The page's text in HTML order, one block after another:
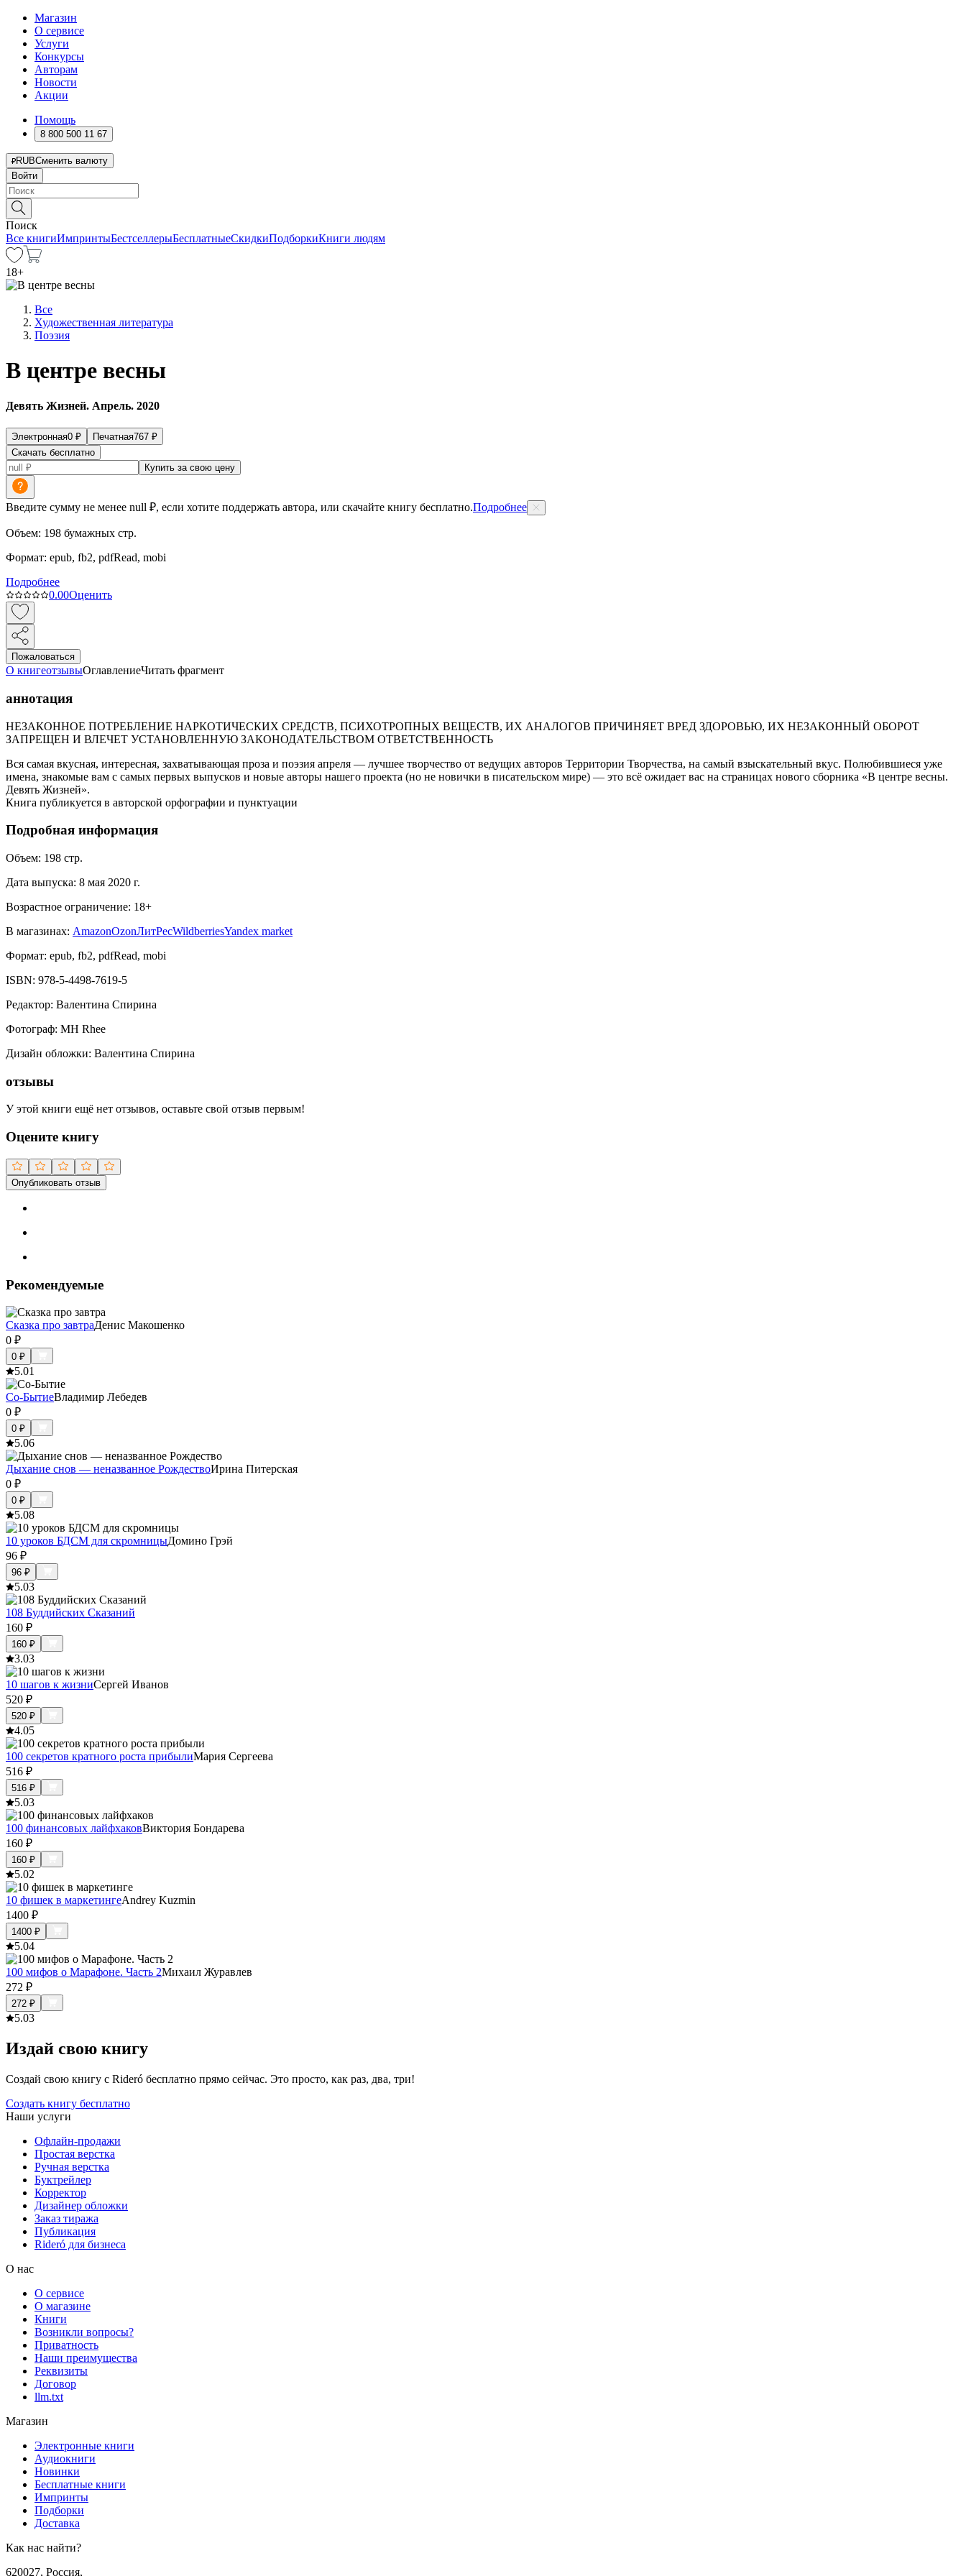
Магазин
О сервисе
Услуги
Конкурсы
Авторам
Новости
Акции
Помощь
8 800 500 11 67
RUBСменить валюту
Войти
Поиск
Все книгиИмпринтыБестселлерыБесплатныеСкидкиПодборкиКниги людям
18+
Все
Художественная литература
Поэзия
В центре весны
Девять Жизней. Апрель. 2020
Электронная0 ₽ Печатная767 ₽
Скачать бесплатно
Купить за свою цену
Введите сумму не менее null ₽, если хотите поддержать автора, или скачайте книгу бесплатно.Подробнее
Объем: 198 бумажных стр.
Формат: epub, fb2, pdfRead, mobi
Подробнее
0.00Оценить
Пожаловаться
О книгеотзывыОглавлениеЧитать фрагмент
аннотация
НЕЗАКОННОЕ ПОТРЕБЛЕНИЕ НАРКОТИЧЕСКИХ СРЕДСТВ, ПСИХОТРОПНЫХ ВЕЩЕСТВ, ИХ АНАЛОГОВ ПРИЧИНЯЕТ ВРЕД ЗДОРОВЬЮ, ИХ НЕЗАКОННЫЙ ОБОРОТ
ЗАПРЕЩЕН И ВЛЕЧЕТ УСТАНОВЛЕННУЮ ЗАКОНОДАТЕЛЬСТВОМ ОТВЕТСТВЕННОСТЬ
Вся самая вкусная, интересная, захватывающая проза и поэзия апреля — лучшее творчество от ведущих авторов Территории Творчества, на самый взыскательный вкус. Полюбившиеся уже
имена, знакомые вам с самых первых выпусков и новые авторы нашего проекта (но не новички в писательском мире) — это всё ожидает вас на страницах нового сборника «В центре весны.
Девять Жизней».
Книга публикуется в авторской орфографии и пунктуации
Подробная информация
Объем: 198 стр.
Дата выпуска: 8 мая 2020 г.
Возрастное ограничение: 18+
В магазинах: AmazonOzonЛитРесWildberriesYandex market
Формат: epub, fb2, pdfRead, mobi
ISBN: 978-5-4498-7619-5
Редактор: Валентина Спирина
Фотограф: MH Rhee
Дизайн обложки: Валентина Спирина
отзывы
У этой книги ещё нет отзывов, оставьте свой отзыв первым!
Оцените книгу
Опубликовать отзыв
Рекомендуемые
Сказка про завтраДенис Макошенко
0 ₽
0 ₽
5.01
Со-БытиеВладимир Лебедев
0 ₽
0 ₽
5.06
Дыхание снов — неназванное РождествоИрина Питерская
0 ₽
0 ₽
5.08
10 уроков БДСМ для скромницыДомино Грэй
96 ₽
96 ₽
5.03
108 Буддийских Сказаний
160 ₽
160 ₽
3.03
10 шагов к жизниСергей Иванов
520 ₽
520 ₽
4.05
100 секретов кратного роста прибылиМария Сергеева
516 ₽
516 ₽
5.03
100 финансовых лайфхаковВиктория Бондарева
160 ₽
160 ₽
5.02
10 фишек в маркетингеAndrey Kuzmin
1400 ₽
1400 ₽
5.04
100 мифов о Марафоне. Часть 2Михаил Журавлев
272 ₽
272 ₽
5.03
Издай свою книгу
Создай свою книгу с Rideró бесплатно прямо сейчас. Это просто, как раз, два, три!
Создать книгу бесплатно
Наши услуги
Офлайн-продажи
Простая верстка
Ручная верстка
Буктрейлер
Корректор
Дизайнер обложки
Заказ тиража
Публикация
Rideró для бизнеса
О нас
О сервисе
О магазине
Книги
Возникли вопросы?
Приватность
Наши преимущества
Реквизиты
Договор
llm.txt
Магазин
Электронные книги
Аудиокниги
Новинки
Бесплатные книги
Импринты
Подборки
Доставка
Как нас найти?
620027, Россия,